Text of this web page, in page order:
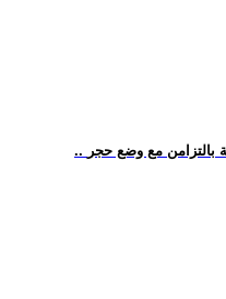
بالتزامن مع وضع حجر